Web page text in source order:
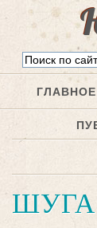
ГЛАВНОЕ
ШУГА